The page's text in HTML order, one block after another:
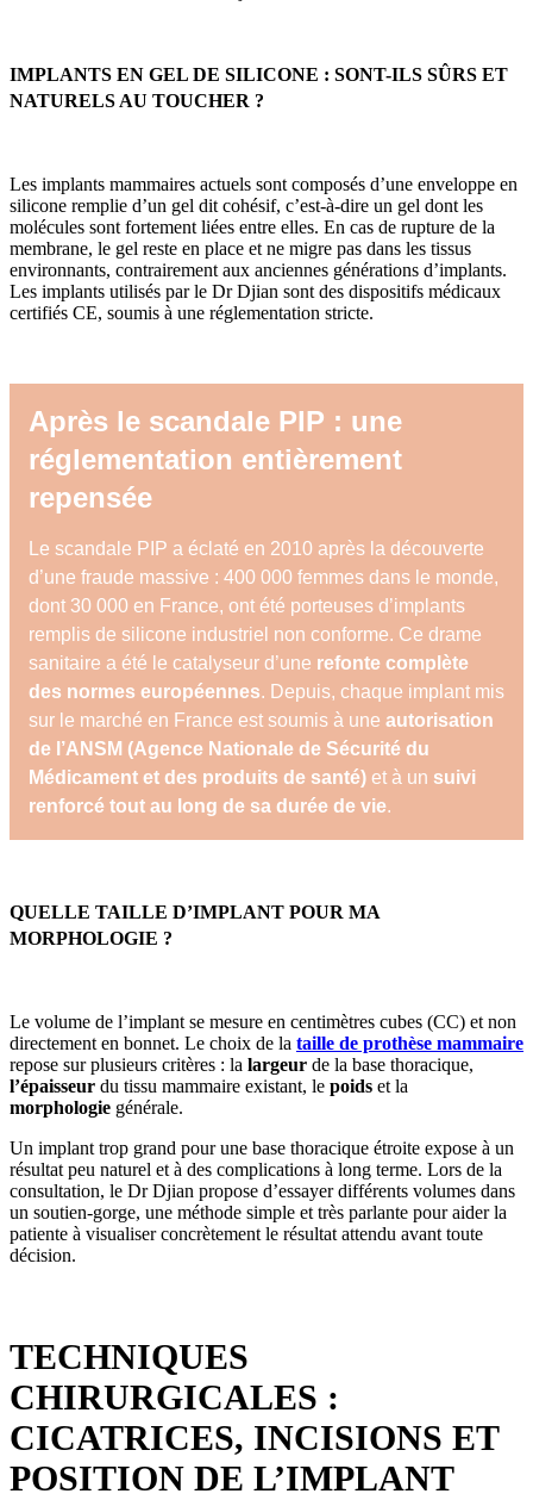
IMPLANTS EN GEL DE SILICONE : SONT-ILS SÛRS ET
NATURELS AU TOUCHER ?
Les implants mammaires actuels sont composés d’une enveloppe en
silicone remplie d’un gel dit cohésif, c’est-à-dire un gel dont les
molécules sont fortement liées entre elles. En cas de rupture de la
membrane, le gel reste en place et ne migre pas dans les tissus
environnants, contrairement aux anciennes générations d’implants.
Les implants utilisés par le Dr Djian sont des dispositifs médicaux
certifiés CE, soumis à une réglementation stricte.
Après le scandale PIP : une
réglementation entièrement
repensée
Le scandale PIP a éclaté en 2010 après la découverte
d’une fraude massive : 400 000 femmes dans le monde,
dont 30 000 en France, ont été porteuses d’implants
remplis de silicone industriel non conforme. Ce drame
sanitaire a été le catalyseur d’une refonte complète
des normes européennes. Depuis, chaque implant mis
sur le marché en France est soumis à une autorisation
de l’ANSM (Agence Nationale de Sécurité du
Médicament et des produits de santé) et à un suivi
renforcé tout au long de sa durée de vie.
QUELLE TAILLE D’IMPLANT POUR MA
MORPHOLOGIE ?
Le volume de l’implant se mesure en centimètres cubes (CC) et non
directement en bonnet. Le choix de la taille de prothèse mammaire
repose sur plusieurs critères : la largeur de la base thoracique,
l’épaisseur du tissu mammaire existant, le poids et la
morphologie générale.
Un implant trop grand pour une base thoracique étroite expose à un
résultat peu naturel et à des complications à long terme. Lors de la
consultation, le Dr Djian propose d’essayer différents volumes dans
un soutien-gorge, une méthode simple et très parlante pour aider la
patiente à visualiser concrètement le résultat attendu avant toute
décision.
TECHNIQUES
CHIRURGICALES :
CICATRICES, INCISIONS ET
POSITION DE L’IMPLANT